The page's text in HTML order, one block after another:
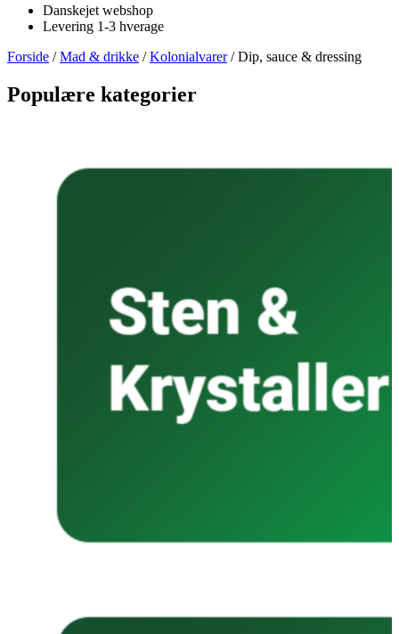
Danskejet webshop
Levering 1-3 hverage
Forside /Mad & drikke /Kolonialvarer/ Dip, sauce & dressing
Populære kategorier